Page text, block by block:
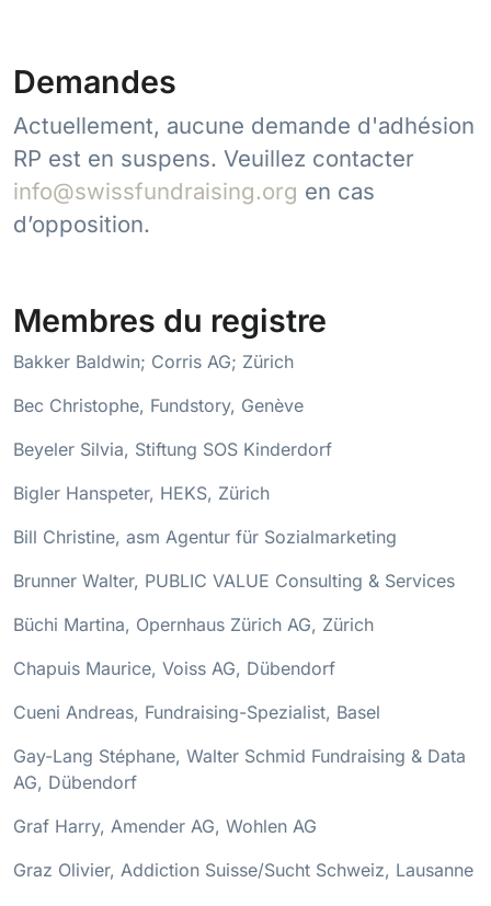
Demandes
Actuellement, aucune demande d'adhésion
RP est en suspens. Veuillez contacter
info@swissfundraising.org en cas
d’opposition.
Membres du registre
Bakker Baldwin; Corris AG; Zürich
Bec Christophe, Fundstory, Genève
Beyeler Silvia, Stiftung SOS Kinderdorf
Bigler Hanspeter, HEKS, Zürich
Bill Christine, asm Agentur für Sozialmarketing
Brunner Walter, PUBLIC VALUE Consulting & Services
Büchi Martina, Opernhaus Zürich AG, Zürich
Chapuis Maurice, Voiss AG, Dübendorf
Cueni Andreas, Fundraising-Spezialist, Basel
Gay-Lang Stéphane, Walter Schmid Fundraising & Data
AG, Dübendorf
Graf Harry, Amender AG, Wohlen AG
Graz Olivier, Addiction Suisse/Sucht Schweiz, Lausanne